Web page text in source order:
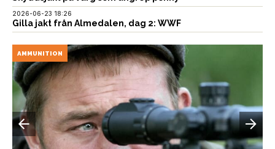
2026-06-23 18:26
Gilla jakt från Almedalen, dag 2: WWF
AMMUNITION